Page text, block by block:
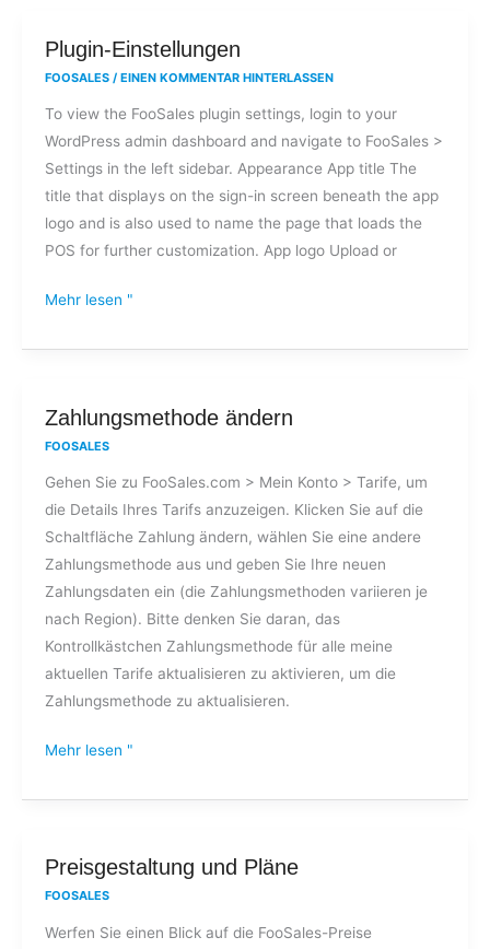
Plugin-Einstellungen
FOOSALES / EINEN KOMMENTAR HINTERLASSEN
To view the FooSales plugin settings, login to your
WordPress admin dashboard and navigate to FooSales >
Settings in the left sidebar. Appearance App title The
title that displays on the sign-in screen beneath the app
logo and is also used to name the page that loads the
POS for further customization. App logo Upload or
Plugin-
Einstellungen
Mehr lesen "
Zahlungsmethode ändern
FOOSALES
Gehen Sie zu FooSales.com > Mein Konto > Tarife, um
die Details Ihres Tarifs anzuzeigen. Klicken Sie auf die
Schaltfläche Zahlung ändern, wählen Sie eine andere
Zahlungsmethode aus und geben Sie Ihre neuen
Zahlungsdaten ein (die Zahlungsmethoden variieren je
nach Region). Bitte denken Sie daran, das
Kontrollkästchen Zahlungsmethode für alle meine
aktuellen Tarife aktualisieren zu aktivieren, um die
Zahlungsmethode zu aktualisieren.
Zahlungsmethode
ändern
Mehr lesen "
Preisgestaltung und Pläne
FOOSALES
Werfen Sie einen Blick auf die FooSales-Preise
Preisgestaltung
und